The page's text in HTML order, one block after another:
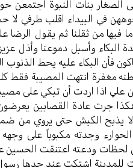
الصغار بنات النبوة اجتمعن
في البيداء اقلب طرفي لا
فيها من ثقلنا ثم يقول الرضا
وأسبل دموعنا وأذل
فأن البكاء عليه يحط
مغفرة انتهت المصيبة فقط
علي اذا اردت أن تبكي على
جرت عادة القصابين
لا يذبح الكبش حتى يروي من
وجدته مكبوباً على
لحظات ودعته اعتنقت الحسين
للمدينة اشتكت عند جدها